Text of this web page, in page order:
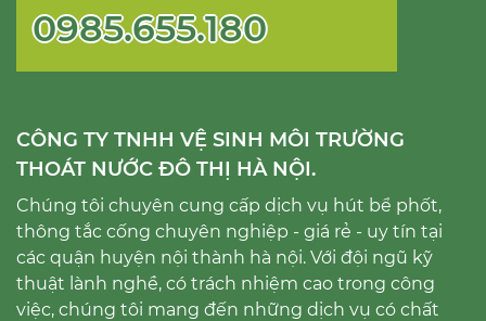
0985.655.180
CÔNG TY TNHH VỆ SINH MÔI TRƯỜNG
THOÁT NƯỚC ĐÔ THỊ HÀ NỘI.
Chúng tôi chuyên cung cấp dịch vụ hút bể phốt,
thông tắc cống chuyên nghiệp - giá rẻ - uy tín tại
các quận huyện nội thành hà nội. Với đội ngũ kỹ
thuật lành nghề, có trách nhiệm cao trong công
việc, chúng tôi mang đến những dịch vụ có chất